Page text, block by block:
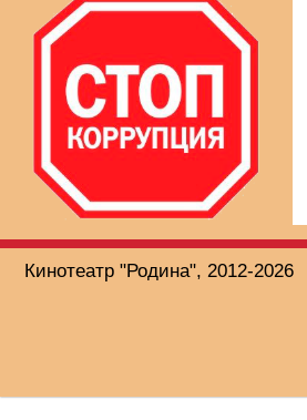
Кинотеатр "Родина", 2012-2026